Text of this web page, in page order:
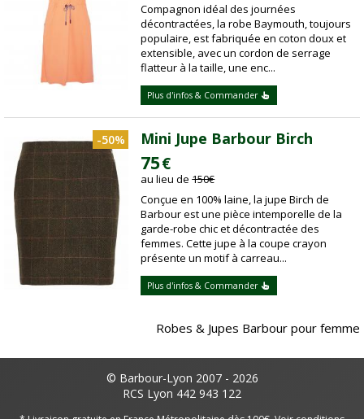
Compagnon idéal des journées
décontractées, la robe Baymouth, toujours
populaire, est fabriquée en coton doux et
extensible, avec un cordon de serrage
flatteur à la taille, une enc...
Plus d'infos & Commander
-50% Mini Jupe Barbour Birch
75€
au lieu de150€
Conçue en 100% laine, la jupe Birch de
Barbour est une pièce intemporelle de la
garde-robe chic et décontractée des
femmes. Cette jupe à la coupe crayon
présente un motif à carreau...
Plus d'infos & Commander
Robes & Jupes Barbour pour femme
© Barbour-Lyon 2007 - 2026
RCS Lyon 442 943 122